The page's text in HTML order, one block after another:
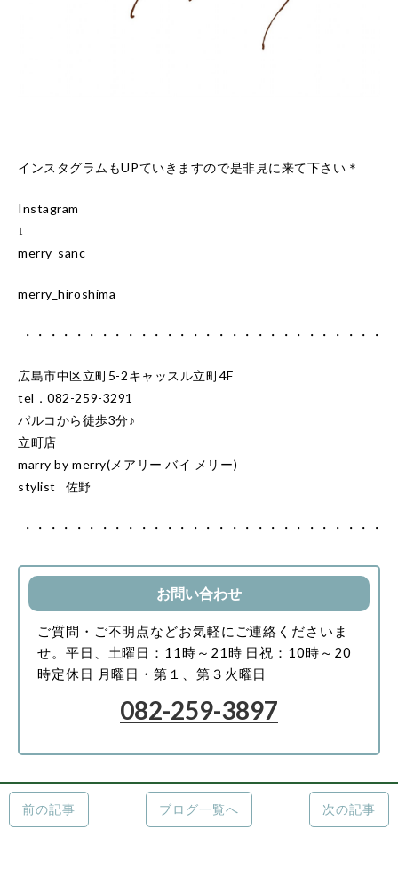
インスタグラムもUPていきますので是非見に来て下さい＊
Instagram
↓
merry_sanc
merry_hiroshima
・・・・・・・・・・・・・・・・・・・・・・・・・・・・
広島市中区立町5-2キャッスル立町4F
tel．082-259-3291
パルコから徒歩3分♪
立町店
marry by merry(メアリー バイ メリー)
stylist 佐野
・・・・・・・・・・・・・・・・・・・・・・・・・・・・
お問い合わせ
ご質問・ご不明点などお気軽にご連絡くださいま
せ。 平日、土曜日：11時～21時 日祝：10時～20
時定休日 月曜日・第１、第３火曜日
082-259-3897
前の記事 ブログ一覧へ 次の記事